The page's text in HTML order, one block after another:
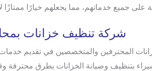
على جميع خدماتهم، مما يجعلهم خيارًا
شركة تنظيف خزانات
المحترفين والمتخصصين في تقديم خدمات
بتنظيف وصيانة الخزانات بطرق محترفة